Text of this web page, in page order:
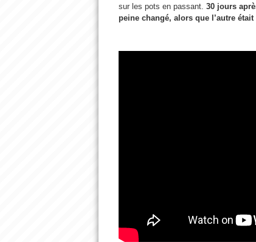
sur les pots en passant. 30 jours
peine changé, alors que l’autre